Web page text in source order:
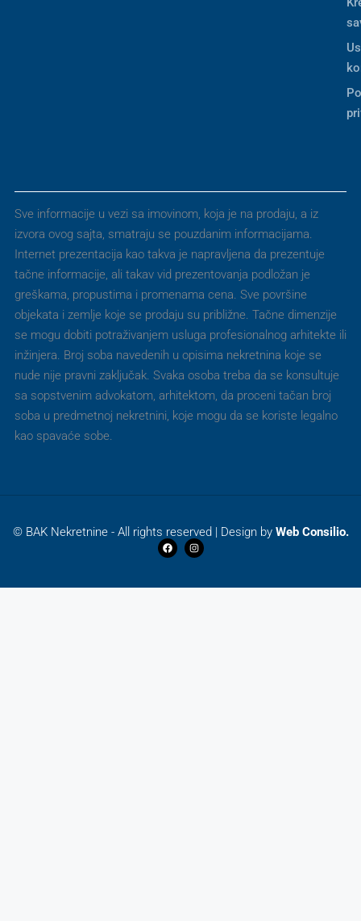
Sve informacije u vezi sa imovinom, koja je na prodaju, a iz
izvora ovog sajta, smatraju se pouzdanim informacijama.
Internet prezentacija kao takva je napravljena da prezentuje
tačne informacije, ali takav vid prezentovanja podložan je
greškama, propustima i promenama cena. Sve površine
objekata i zemlje koje se prodaju su približne. Tačne dimenzije
se mogu dobiti potraživanjem usluga profesionalnog arhitekte ili
inžinjera. Broj soba navedenih u opisima nekretnina koje se
nude nije pravni zaključak. Svaka osoba treba da se konsultuje
sa sopstvenim advokatom, arhitektom, da proceni tačan broj
soba u predmetnoj nekretnini, koje mogu da se koriste legalno
kao spavaće sobe.
© BAK Nekretnine - All rights reserved | Design by Web Consilio.